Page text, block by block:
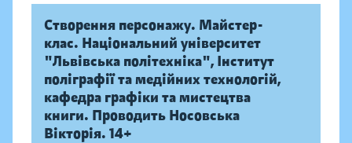
Створення персонажу. Майстер-
клас. Національний університет
"Львівська політехніка", Інститут
поліграфії та медійних технологій,
кафедра графіки та мистецтва
книги. Проводить Носовська
Вікторія. 14+